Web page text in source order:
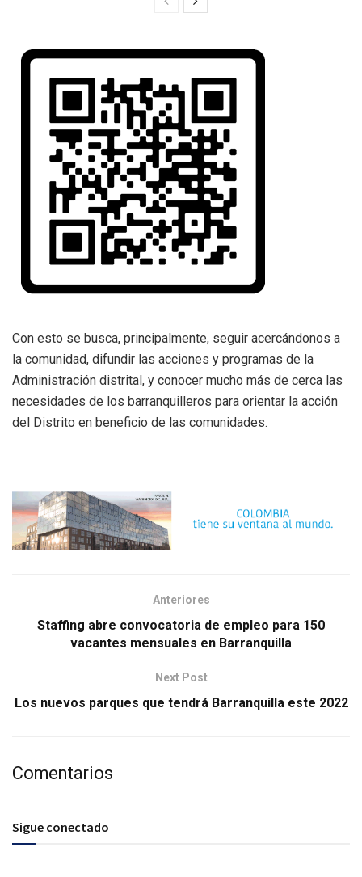
Con esto se busca, principalmente, seguir acercándonos a
la comunidad, difundir las acciones y programas de la
Administración distrital, y conocer mucho más de cerca las
necesidades de los barranquilleros para orientar la acción
del Distrito en beneficio de las comunidades.
Anteriores
Staffing abre convocatoria de empleo para 150
vacantes mensuales en Barranquilla
Next Post
Los nuevos parques que tendrá Barranquilla este 2022
Comentarios
Sigue conectado